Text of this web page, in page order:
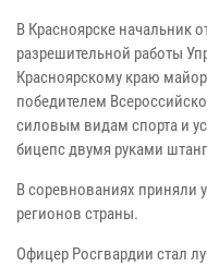
В Красноярске начальник
разрешительной работы
Красноярскому краю
победителем
силовым видам спорта и
бицепс двумя руками
В соревнованиях приняли
регионов страны.
Офицер Росгвардии стал